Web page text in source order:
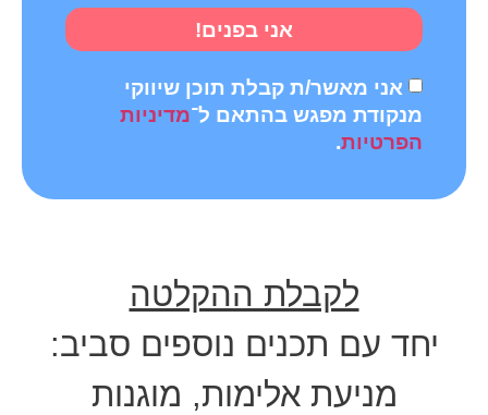
אני מאשר/ת קבלת תוכן שיווקי
מנקודת מפגש בהתאם ל־מדיניות
הפרטיות.
אני בפנים!
לקבלת ההקלטה
יחד עם תכנים נוספים סביב:
מניעת אלימות, מוגנות